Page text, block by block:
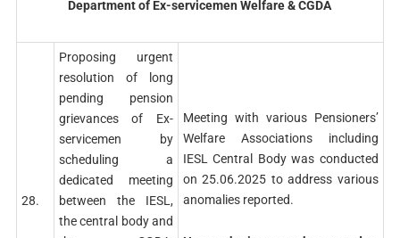
Department of Ex-servicemen Welfare & CGDA
28.
Proposing urgent
resolution of long
pending pension
grievances of Ex-
servicemen by
scheduling a
dedicated meeting
between the IESL,
the central body and
Meeting with various Pensioners’
Welfare Associations including
IESL Central Body was conducted
on 25.06.2025 to address various
anomalies reported.